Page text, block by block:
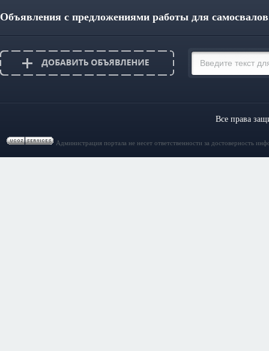
Объявления с предложениями работы для
Все права
Администрация портала не несет ответственности за достоверность